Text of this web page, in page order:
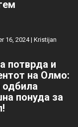
16, 2024 | Kristijan
потврда и
на Олмо:
одбила
понуда за